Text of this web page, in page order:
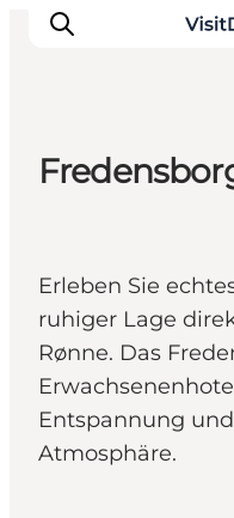
Erlebnisse
Unterkünfte
Reiseplanung
Erleben Sie
ruhiger Lage
Rønne. Das
Entspannung
Atmosphäre.